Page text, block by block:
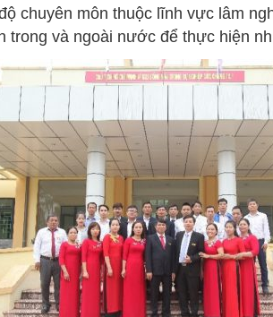
chuyên môn thuộc lĩnh vực lâm
trong và ngoài nước để thực hiện